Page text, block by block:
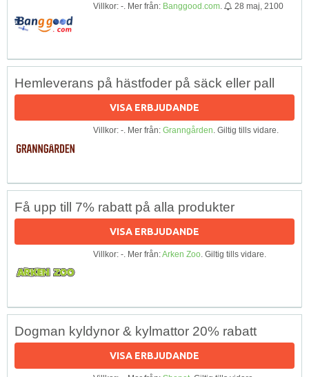
Villkor: -. Mer från: Banggood.com. 28 maj, 2100
Hemleverans på hästfoder på säck eller pall
VISA ERBJUDANDE
Villkor: -. Mer från: Granngården. Giltig tills vidare.
Få upp till 7% rabatt på alla produkter
VISA ERBJUDANDE
Villkor: -. Mer från:Arken Zoo. Giltig tills vidare.
Dogman kyldynor & kylmattor 20% rabatt
VISA ERBJUDANDE